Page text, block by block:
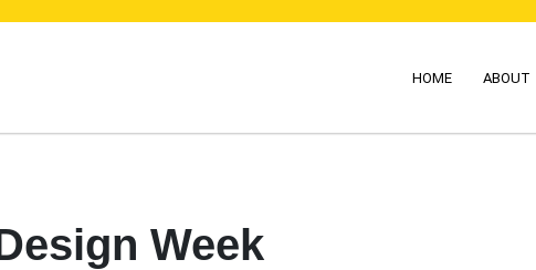
HOME ABOUT
Week